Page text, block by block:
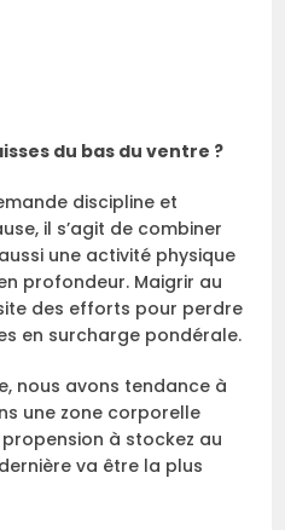
du bas du ventre ?
discipline et
il s’agit de combiner
une activité physique
profondeur. Maigrir au
des efforts pour perdre
en surcharge pondérale.
nous avons tendance à
une zone corporelle
à stockez au
va être la plus